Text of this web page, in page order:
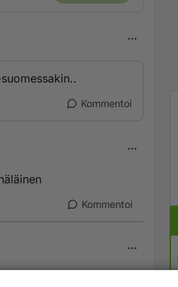
Kommentoi
Kommentoi